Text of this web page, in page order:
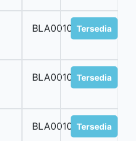
BLA001072Tersedia
BLA001071Tersedia
BLA001070Tersedia